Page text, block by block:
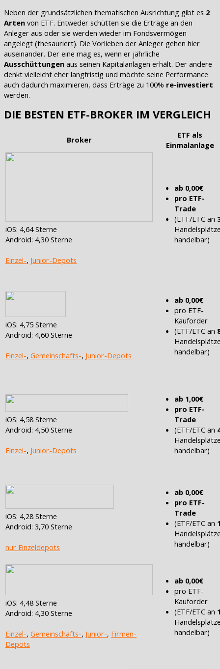
Neben der grundsätzlichen thematischen Ausrichtung gibt es 2
Arten von ETF. Entweder schütten sie die Erträge an den
Anleger aus oder sie werden wieder im Fondsvermögen
angelegt (thesauriert). Die Vorlieben der Anleger gehen hier
auseinander. Der eine mag es, wenn er jährliche
Ausschüttungen aus seinen Kapitalanlagen erhält. Der andere
denkt vielleicht eher langfristig und möchte seine Performance
auch dadurch maximieren, dass Erträge zu 100% re-investiert
werden.
DIE BESTEN ETF-BROKER IM VERGLEICH
Broker
ETF als
Einmalanlage
iOS: 4,64 Sterne
Android: 4,30 Sterne
Einzel-, Junior-Depots
ab 0,00€
pro ETF-
Trade
(ETF/ETC an
handelbar)
iOS: 4,75 Sterne
Android: 4,60 Sterne
Einzel-, Gemeinschafts-, Junior-Depots
ab 0,00€
pro ETF-
Kauforder
(ETF/ETC an
handelbar)
iOS: 4,58 Sterne
Android: 4,50 Sterne
Einzel-, Junior-Depots
ab 1,00€
pro ETF-
Trade
(ETF/ETC an
handelbar)
iOS: 4,28 Sterne
Android: 3,70 Sterne
nur Einzeldepots
ab 0,00€
pro ETF-
Trade
(ETF/ETC an
handelbar)
iOS: 4,48 Sterne
Android: 4,30 Sterne
Einzel-, Gemeinschafts-, Junior-, Firmen-
Depots
ab 0,00€
pro ETF-
Kauforder
(ETF/ETC an
handelbar)